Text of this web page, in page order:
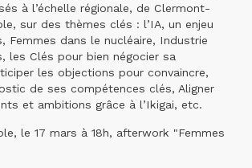
à l’échelle régionale, de Clermont-
sur des thèmes clés : l’IA, un enjeu
Femmes dans le nucléaire, Industrie
les Clés pour bien négocier sa
les objections pour convaincre,
de ses compétences clés, Aligner
et ambitions grâce à l’Ikigai, etc.
le 17 mars à 18h, afterwork "Femmes